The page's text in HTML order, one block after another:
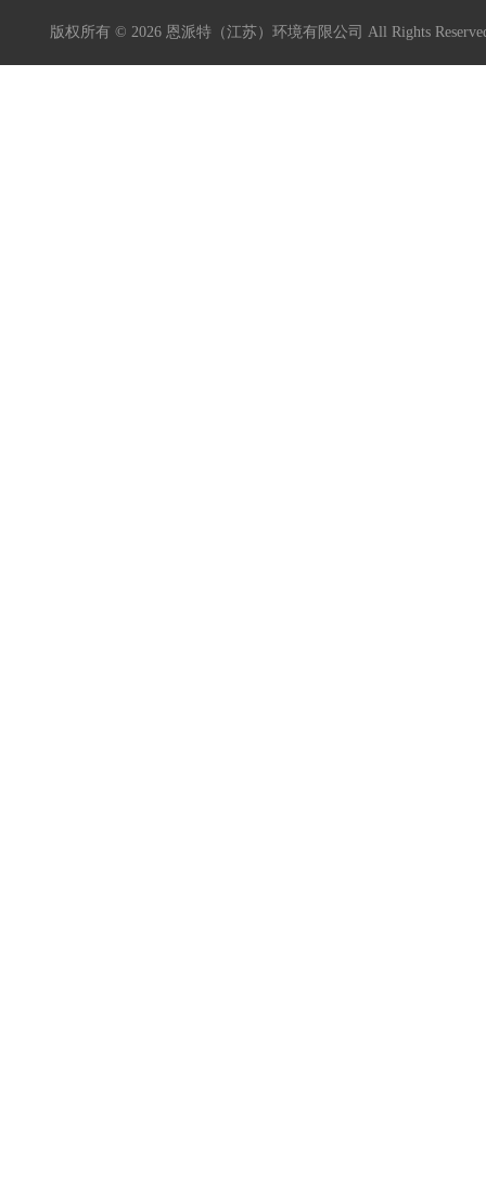
版权所有 © 2026 恩派特（江苏）环境有限公司 All Rights